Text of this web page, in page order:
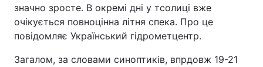
Головна Війна
Україна Політика
Економіка Світ
значно зросте. В окремі дні у тсолиці вже
очікується повноцінна літня спека. Про це
повідомляє Український гідрометцентр.
Загалом, за словами синоптиків, впрдовж 19-21